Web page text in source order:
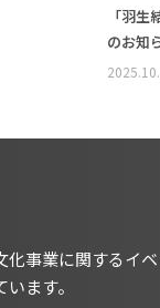
「羽
のお知
事業に関するイ
ます。